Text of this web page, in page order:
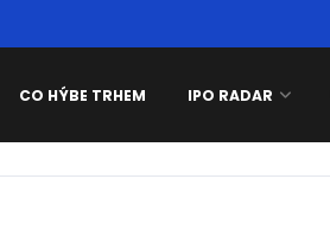
CO HÝBE TRHEM IPO RADAR